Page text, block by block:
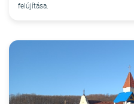
felújítása.